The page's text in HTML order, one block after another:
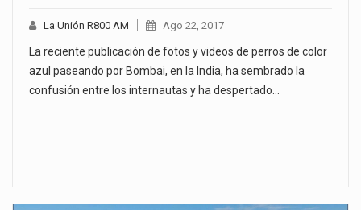
La Unión R800 AM Ago 22, 2017
La reciente publicación de fotos y videos de perros de color
azul paseando por Bombai, en la India, ha sembrado la
confusión entre los internautas y ha despertado…